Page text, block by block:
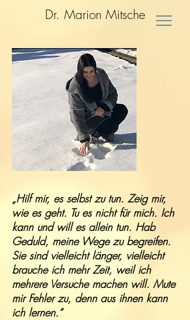
Dr. Marion Mitsche
„Hilf mir, es selbst zu tun. Zeig mir,
wie es geht. Tu es nicht für mich. Ich
kann und will es allein tun. Hab
Geduld, meine Wege zu begreifen.
Sie sind vielleicht länger, vielleicht
brauche ich mehr Zeit, weil ich
mehrere Versuche machen will. Mute
mir Fehler zu, denn aus ihnen kann
ich lernen.“